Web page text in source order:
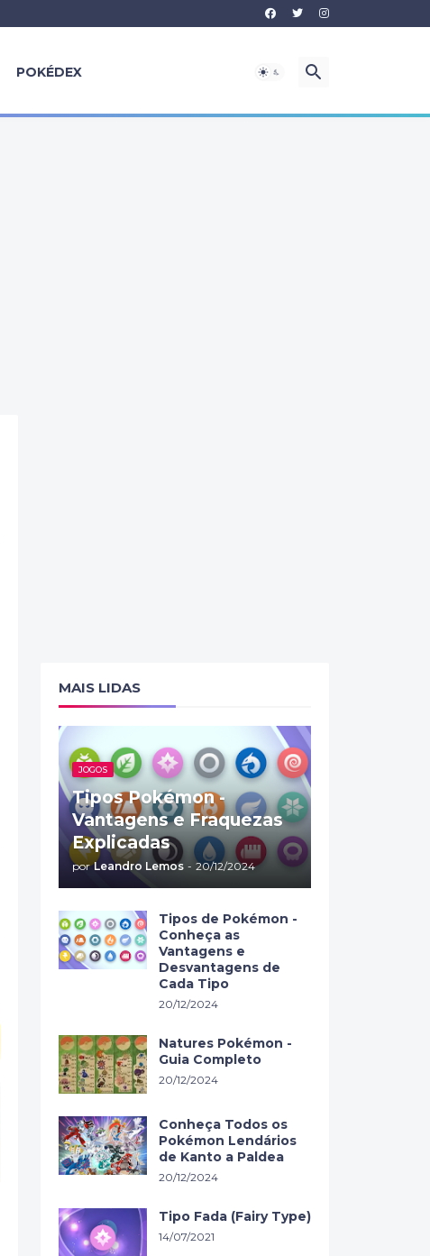
POKÉDEX
MAIS LIDAS
JOGOS
Tipos Pokémon -
Vantagens e Fraquezas
Explicadas
por Leandro Lemos - 20/12/2024
Tipos de Pokémon -
Conheça as
Vantagens e
Desvantagens de
Cada Tipo
20/12/2024
Natures Pokémon -
Guia Completo
20/12/2024
Conheça Todos os
Pokémon Lendários
de Kanto a Paldea
20/12/2024
Tipo Fada (Fairy Type)
14/07/2021